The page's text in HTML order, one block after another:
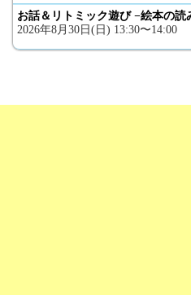
お話＆リトミック遊び −絵本の
2026年8月30日(日) 13:30〜14:00